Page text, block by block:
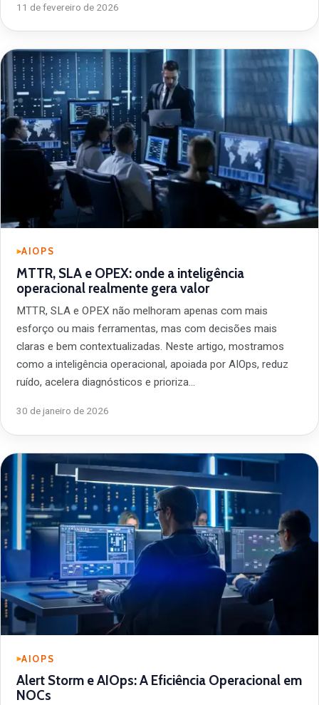
11 de fevereiro de 2026
AIOPS
MTTR, SLA e OPEX: onde a inteligência
operacional realmente gera valor
MTTR, SLA e OPEX não melhoram apenas com mais
esforço ou mais ferramentas, mas com decisões mais
claras e bem contextualizadas. Neste artigo, mostramos
como a inteligência operacional, apoiada por AIOps, reduz
ruído, acelera diagnósticos e prioriza…
30 de janeiro de 2026
AIOPS
Alert Storm e AIOps: A Eficiência Operacional em
NOCs